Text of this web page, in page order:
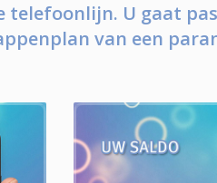
telefoonlijn. U gaat
van een